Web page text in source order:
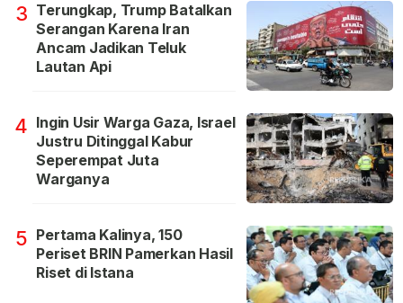
3 Terungkap, Trump Batalkan
Serangan Karena Iran
Ancam Jadikan Teluk
Lautan Api
4 Ingin Usir Warga Gaza, Israel
Justru Ditinggal Kabur
Seperempat Juta
Warganya
5 Pertama Kalinya, 150
Periset BRIN Pamerkan Hasil
Riset di Istana